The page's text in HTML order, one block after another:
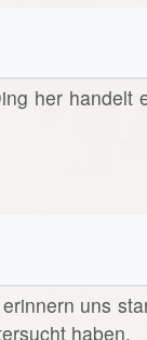
her handelt
uns
haben.